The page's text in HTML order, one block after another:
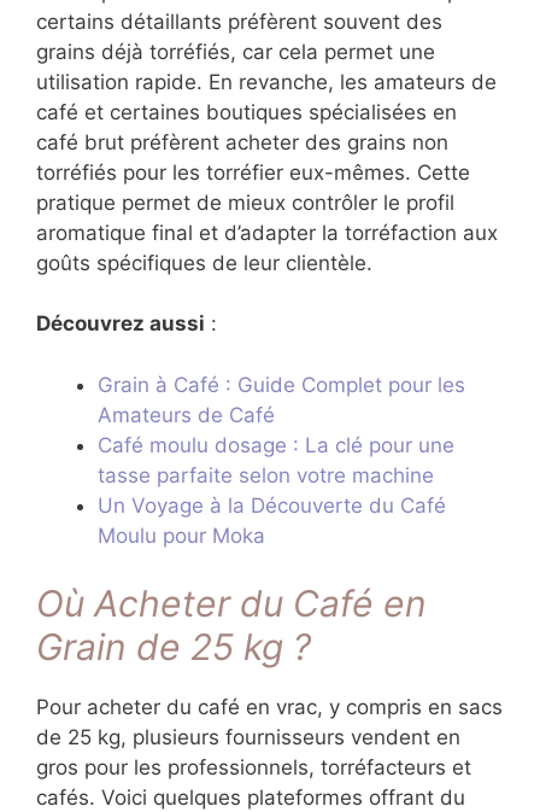
certains détaillants préfèrent souvent des
grains déjà torréfiés, car cela permet une
utilisation rapide. En revanche, les amateurs de
café et certaines boutiques spécialisées en
café brut préfèrent acheter des grains non
torréfiés pour les torréfier eux-mêmes. Cette
pratique permet de mieux contrôler le profil
aromatique final et d’adapter la torréfaction aux
goûts spécifiques de leur clientèle.
Découvrez aussi :
Grain à Café : Guide Complet pour les
Amateurs de Café
Café moulu dosage : La clé pour une
tasse parfaite selon votre machine
Un Voyage à la Découverte du Café
Moulu pour Moka
Où Acheter du Café en
Grain de 25 kg ?
Pour acheter du café en vrac, y compris en sacs
de 25 kg, plusieurs fournisseurs vendent en
gros pour les professionnels, torréfacteurs et
cafés. Voici quelques plateformes offrant du